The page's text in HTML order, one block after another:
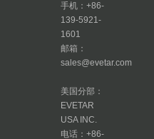
手机：+86-
139-5921-
1601
邮箱：
sales@evetar.com
美国分部：
EVETAR
USA INC.
电话：+86-